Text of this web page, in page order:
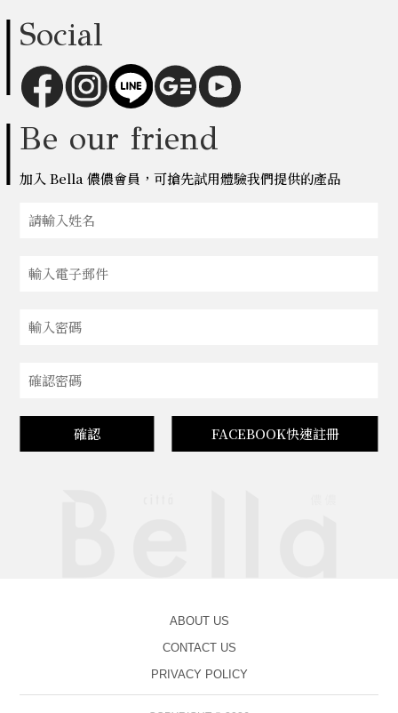
Social
Be our friend
加入 Bella 儂儂會員，可搶先試用體驗我們提供的產品
確認 FACEBOOK快速註冊
ABOUT US
CONTACT US
PRIVACY POLICY